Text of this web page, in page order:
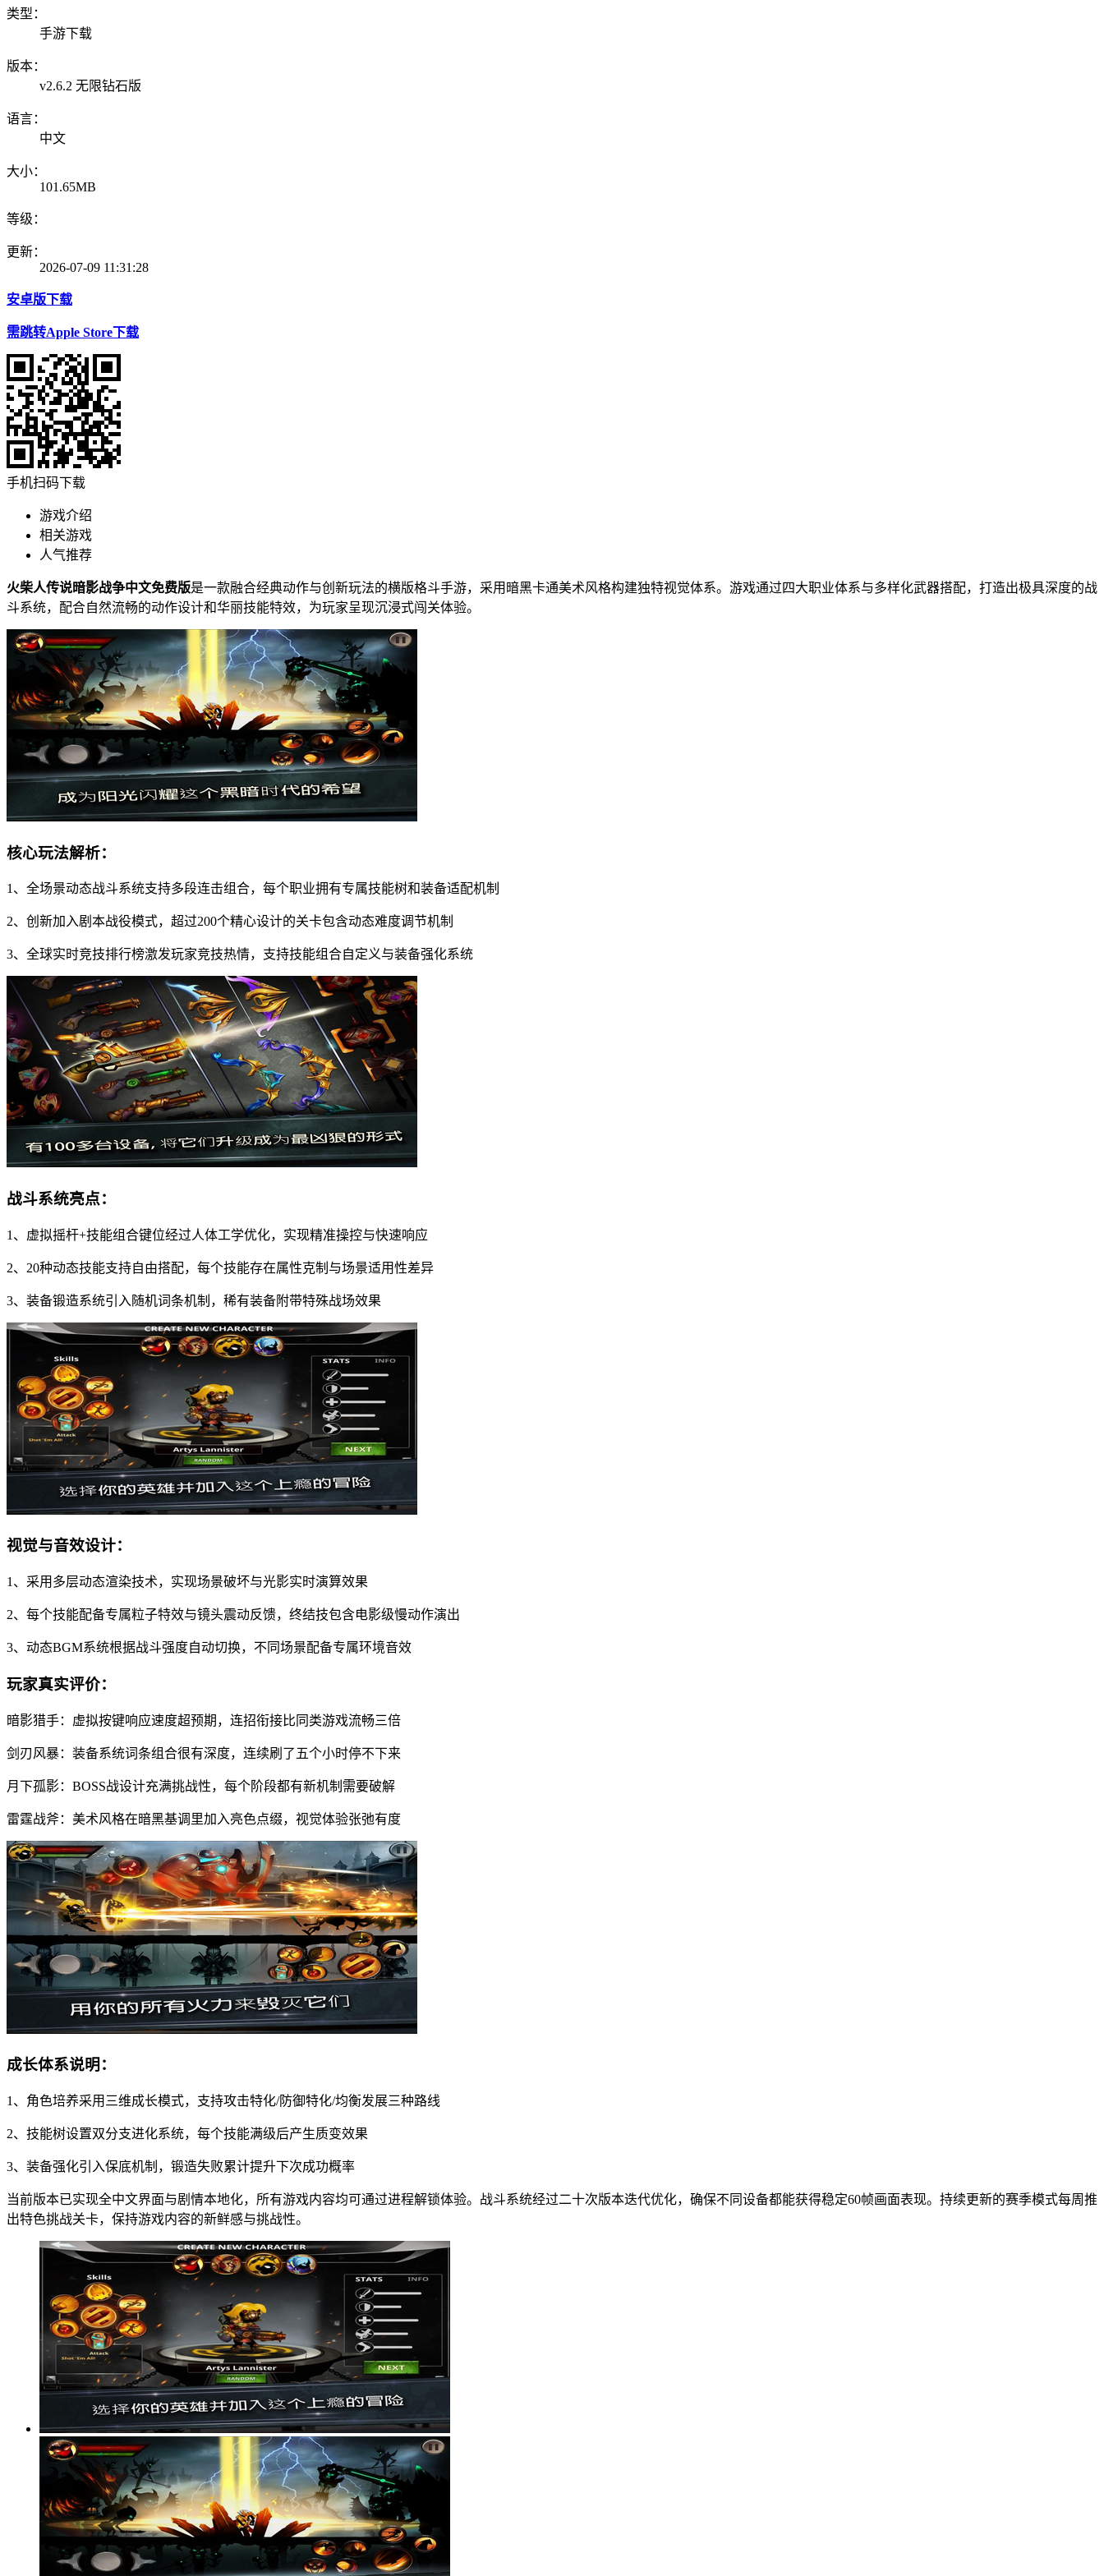
类型：
手游下载
版本：
v2.6.2 无限钻石版
语言：
中文
大小：
101.65MB
等级：
更新：
2026-07-09 11:31:28
安卓版下载
需跳转Apple Store下载
手机扫码下载
游戏介绍
相关游戏
人气推荐
火柴人传说暗影战争中文免费版是一款融合经典动作与创新玩法的横版格斗手游，采用暗黑卡通美术风格构建独特视觉体系。游戏通过四大职业体系与多样化武器搭配，打造出极具深度的战
斗系统，配合自然流畅的动作设计和华丽技能特效，为玩家呈现沉浸式闯关体验。
核心玩法解析：
1、全场景动态战斗系统支持多段连击组合，每个职业拥有专属技能树和装备适配机制
2、创新加入剧本战役模式，超过200个精心设计的关卡包含动态难度调节机制
3、全球实时竞技排行榜激发玩家竞技热情，支持技能组合自定义与装备强化系统
战斗系统亮点：
1、虚拟摇杆+技能组合键位经过人体工学优化，实现精准操控与快速响应
2、20种动态技能支持自由搭配，每个技能存在属性克制与场景适用性差异
3、装备锻造系统引入随机词条机制，稀有装备附带特殊战场效果
视觉与音效设计：
1、采用多层动态渲染技术，实现场景破坏与光影实时演算效果
2、每个技能配备专属粒子特效与镜头震动反馈，终结技包含电影级慢动作演出
3、动态BGM系统根据战斗强度自动切换，不同场景配备专属环境音效
玩家真实评价：
暗影猎手：虚拟按键响应速度超预期，连招衔接比同类游戏流畅三倍
剑刃风暴：装备系统词条组合很有深度，连续刷了五个小时停不下来
月下孤影：BOSS战设计充满挑战性，每个阶段都有新机制需要破解
雷霆战斧：美术风格在暗黑基调里加入亮色点缀，视觉体验张弛有度
成长体系说明：
1、角色培养采用三维成长模式，支持攻击特化/防御特化/均衡发展三种路线
2、技能树设置双分支进化系统，每个技能满级后产生质变效果
3、装备强化引入保底机制，锻造失败累计提升下次成功概率
当前版本已实现全中文界面与剧情本地化，所有游戏内容均可通过进程解锁体验。战斗系统经过二十次版本迭代优化，确保不同设备都能获得稳定60帧画面表现。持续更新的赛季模式每周推
出特色挑战关卡，保持游戏内容的新鲜感与挑战性。